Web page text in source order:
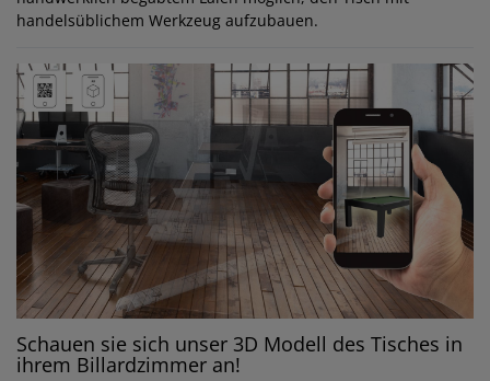
handelsüblichem Werkzeug aufzubauen.
Schauen sie sich unser 3D Modell des Tisches in
ihrem Billardzimmer an!